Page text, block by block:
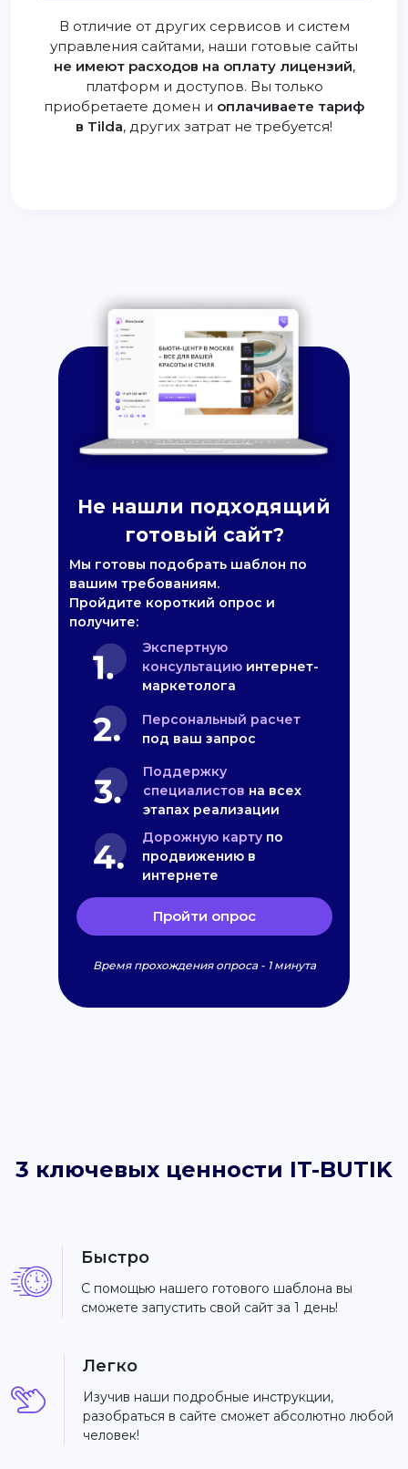
В отличие от других сервисов и систем
управления сайтами, наши готовые сайты
не имеют расходов на оплату лицензий,
платформ и доступов. Вы только
приобретаете домен и оплачиваете тариф
в Tilda, других затрат не требуется!
Не нашли подходящий
готовый сайт?
Мы готовы подобрать шаблон по
вашим требованиям.
Пройдите короткий опрос и
получите:
Экспертную
консультацию интернет-
маркетолога
Персональный расчет
под ваш запрос
Поддержку
специалистов на всех
этапах реализации
Дорожную карту по
продвижению в
интернете
Пройти опрос
Время прохождения опроса - 1 минута
3 ключевых ценности IT-BUTIK
Быстро
С помощью нашего готового шаблона вы
сможете запустить свой сайт за 1 день!
Легко
Изучив наши подробные инструкции,
разобраться в сайте сможет абсолютно любой
человек!